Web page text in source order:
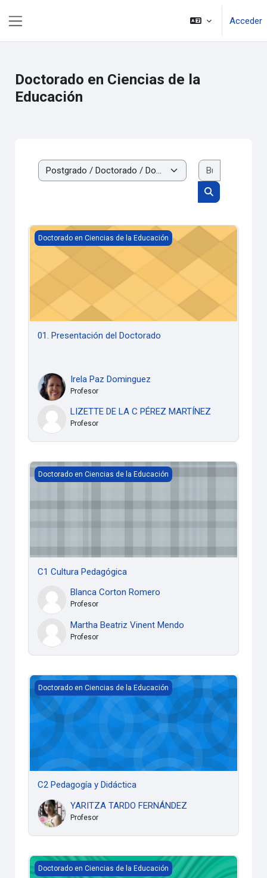
Acceder
Doctorado en Ciencias de la
Educación
Categorías
Buscar cursos
01. Presentación del Doctorado
Doctorado en Ciencias de la Educación
01. Presentación del Doctorado
Irela Paz Dominguez
Profesor
LIZETTE DE LA C PÉREZ MARTÍNEZ
Profesor
C1 Cultura Pedagógica
Doctorado en Ciencias de la Educación
C1 Cultura Pedagógica
Blanca Corton Romero
Profesor
Martha Beatriz Vinent Mendo
Profesor
C2 Pedagogía y Didáctica
Doctorado en Ciencias de la Educación
C2 Pedagogía y Didáctica
YARITZA TARDO FERNÁNDEZ
Profesor
C3 Investigación Avanzada
Doctorado en Ciencias de la Educación